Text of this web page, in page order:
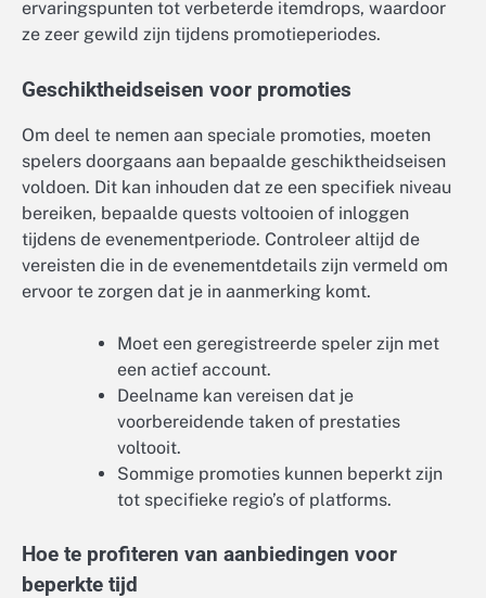
ervaringspunten tot verbeterde itemdrops, waardoor
ze zeer gewild zijn tijdens promotieperiodes.
Geschiktheidseisen voor promoties
Om deel te nemen aan speciale promoties, moeten
spelers doorgaans aan bepaalde geschiktheidseisen
voldoen. Dit kan inhouden dat ze een specifiek niveau
bereiken, bepaalde quests voltooien of inloggen
tijdens de evenementperiode. Controleer altijd de
vereisten die in de evenementdetails zijn vermeld om
ervoor te zorgen dat je in aanmerking komt.
Moet een geregistreerde speler zijn met
een actief account.
Deelname kan vereisen dat je
voorbereidende taken of prestaties
voltooit.
Sommige promoties kunnen beperkt zijn
tot specifieke regio’s of platforms.
Hoe te profiteren van aanbiedingen voor
beperkte tijd